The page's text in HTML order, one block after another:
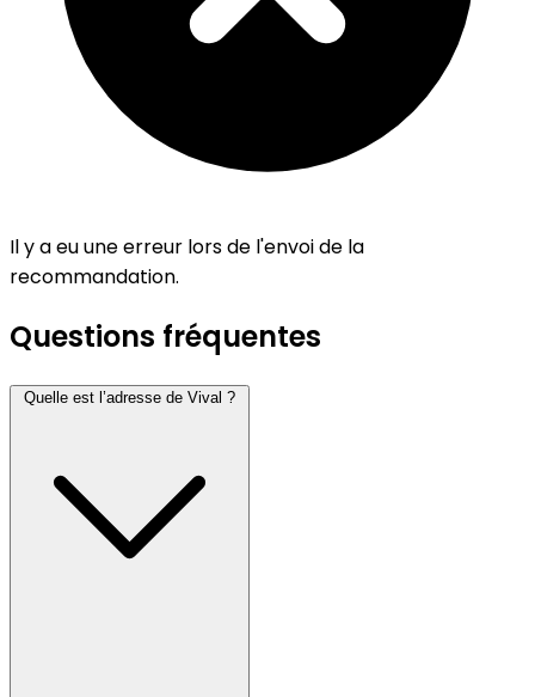
Il y a eu une erreur lors de l'envoi de la
recommandation.
Questions fréquentes
Quelle est l’adresse de Vival ?